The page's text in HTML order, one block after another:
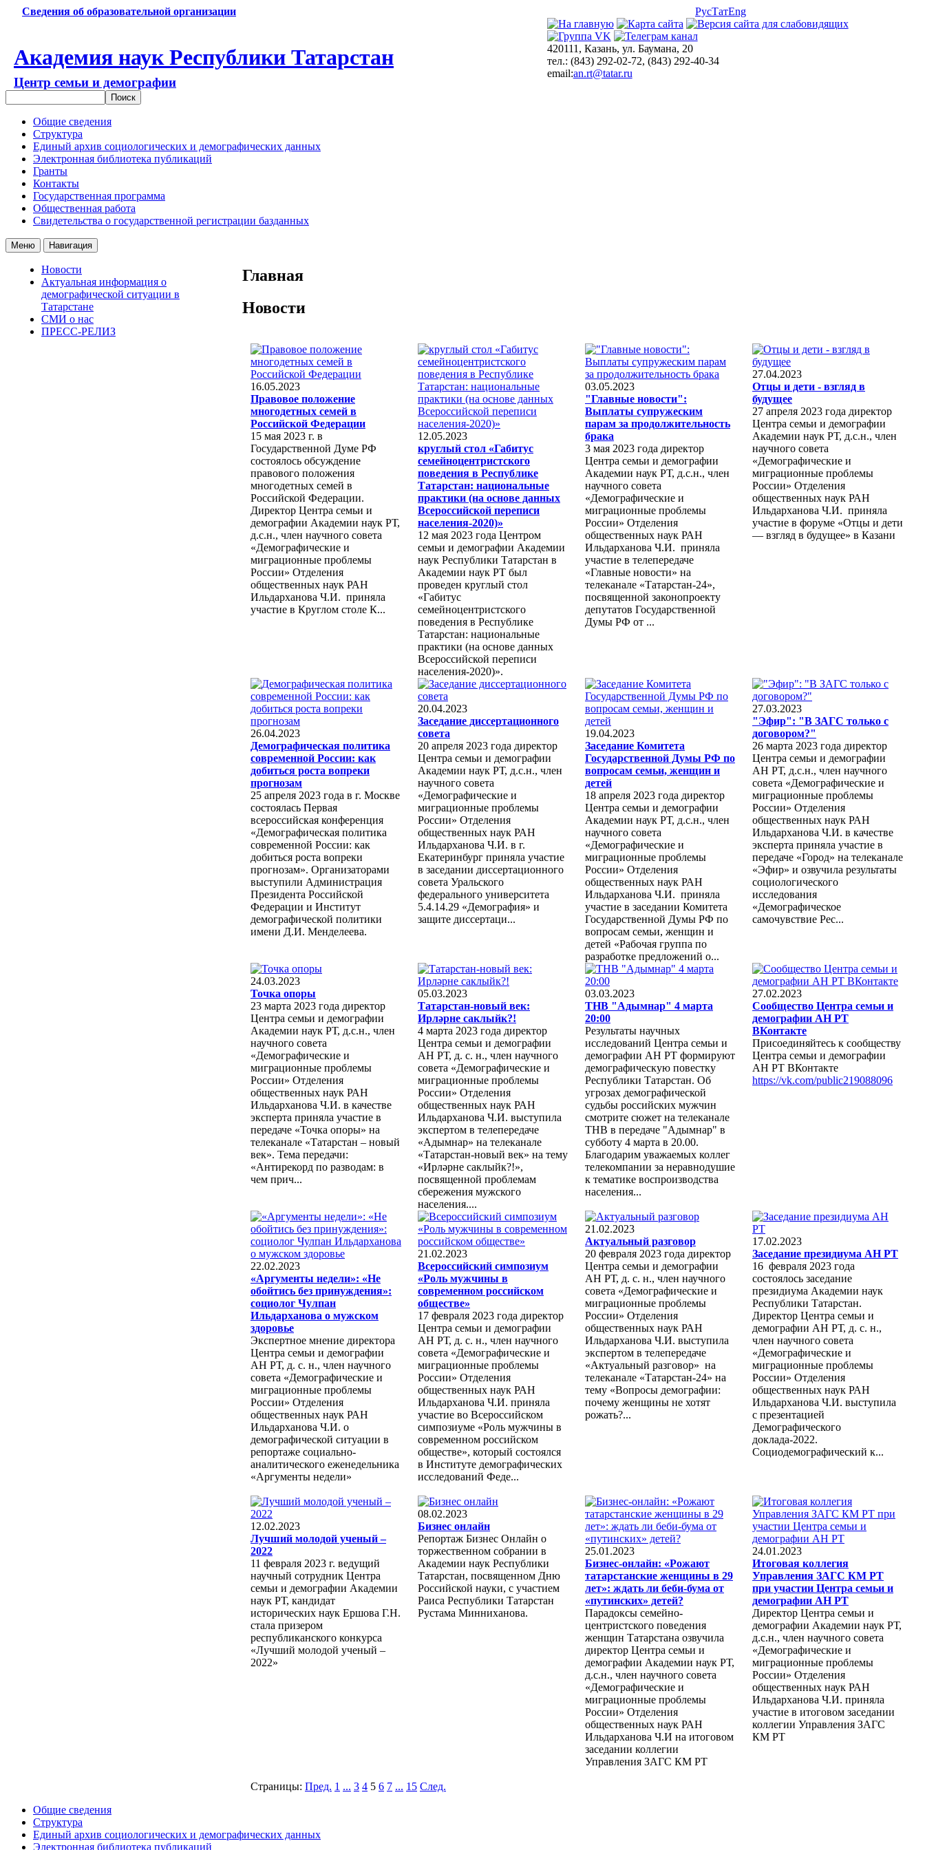
Сведения об образовательной организации РусТатEng
Академия наук Республики Татарстан
Центр семьи и демографии
420111, Казань, ул. Баумана, 20
тел.: (843) 292-02-72, (843) 292-40-34
email:an.rt@tatar.ru
Общие сведения
Структура
Единый архив социологических и демографических данных
Электронная библиотека публикаций
Гранты
Контакты
Государственная программа
Общественная работа
Свидетельства о государственной регистрации базданных
Меню Навигация
Новости
Актуальная информация о
демографической ситуации в
Татарстане
СМИ о нас
ПРЕСС-РЕЛИЗ
Главная
Новости
16.05.2023
Правовое положение
многодетных семей в
Российской Федерации
15 мая 2023 г. в
Государственной Думе РФ
состоялось обсуждение
правового положения
многодетных семей в
Российской Федерации.
Директор Центра семьи и
демографии Академии наук РТ,
д.с.н., член научного совета
«Демографические и
миграционные проблемы
России» Отделения
общественных наук РАН
Ильдарханова Ч.И. приняла
участие в Круглом столе К...
12.05.2023
круглый стол «Габитус
семейноцентристского
поведения в Республике
Татарстан: национальные
практики (на основе данных
Всероссийской переписи
населения-2020)»
12 мая 2023 года Центром
семьи и демографии Академии
наук Республики Татарстан в
Академии наук РТ был
проведен круглый стол
«Габитус
семейноцентристского
поведения в Республике
Татарстан: национальные
практики (на основе данных
Всероссийской переписи
населения-2020)».
03.05.2023
"Главные новости":
Выплаты супружеским
парам за продолжительность
брака
3 мая 2023 года директор
Центра семьи и демографии
Академии наук РТ, д.с.н., член
научного совета
«Демографические и
миграционные проблемы
России» Отделения
общественных наук РАН
Ильдарханова Ч.И. приняла
участие в телепередаче
«Главные новости» на
телеканале «Татарстан-24»,
посвященной законопроекту
депутатов Государственной
Думы РФ от ...
27.04.2023
Отцы и дети - взгляд в
будущее
27 апреля 2023 года директор
Центра семьи и демографии
Академии наук РТ, д.с.н., член
научного совета
«Демографические и
миграционные проблемы
России» Отделения
общественных наук РАН
Ильдарханова Ч.И. приняла
участие в форуме «Отцы и дети
— взгляд в будущее» в Казани
26.04.2023
Демографическая политика
современной России: как
добиться роста вопреки
прогнозам
25 апреля 2023 года в г. Москве
состоялась Первая
всероссийская конференция
«Демографическая политика
современной России: как
добиться роста вопреки
прогнозам». Организаторами
выступили Администрация
Президента Российской
Федерации и Институт
демографической политики
имени Д.И. Менделеева.
20.04.2023
Заседание диссертационного
совета
20 апреля 2023 года директор
Центра семьи и демографии
Академии наук РТ, д.с.н., член
научного совета
«Демографические и
миграционные проблемы
России» Отделения
общественных наук РАН
Ильдарханова Ч.И. в г.
Екатеринбург приняла участие
в заседании диссертационного
совета Уральского
федерального университета
5.4.14.29 «Демография» и
защите диссертаци...
19.04.2023
Заседание Комитета
Государственной Думы РФ по
вопросам семьи, женщин и
детей
18 апреля 2023 года директор
Центра семьи и демографии
Академии наук РТ, д.с.н., член
научного совета
«Демографические и
миграционные проблемы
России» Отделения
общественных наук РАН
Ильдарханова Ч.И. приняла
участие в заседании Комитета
Государственной Думы РФ по
вопросам семьи, женщин и
детей «Рабочая группа по
разработке предложений о...
27.03.2023
"Эфир": "В ЗАГС только с
договором?"
26 марта 2023 года директор
Центра семьи и демографии
АН РТ, д.с.н., член научного
совета «Демографические и
миграционные проблемы
России» Отделения
общественных наук РАН
Ильдарханова Ч.И. в качестве
эксперта приняла участие в
передаче «Город» на телеканале
«Эфир» и озвучила результаты
социологического
исследования
«Демографическое
самочувствие Рес...
24.03.2023
Точка опоры
23 марта 2023 года директор
Центра семьи и демографии
Академии наук РТ, д.с.н., член
научного совета
«Демографические и
миграционные проблемы
России» Отделения
общественных наук РАН
Ильдарханова Ч.И. в качестве
эксперта приняла участие в
передаче «Точка опоры» на
телеканале «Татарстан – новый
век». Тема передачи:
«Антирекорд по разводам: в
чем прич...
05.03.2023
Татарстан-новый век:
Ирләрне саклыйк?!
4 марта 2023 года директор
Центра семьи и демографии
АН РТ, д. с. н., член научного
совета «Демографические и
миграционные проблемы
России» Отделения
общественных наук РАН
Ильдарханова Ч.И. выступила
экспертом в телепередаче
«Адымнар» на телеканале
«Татарстан-новый век» на тему
«Ирләрне саклыйк?!»,
посвященной проблемам
сбережения мужского
населения....
03.03.2023
ТНВ "Адымнар" 4 марта
20:00
Результаты научных
исследований Центра семьи и
демографии АН РТ формируют
демографическую повестку
Республики Татарстан. Об
угрозах демографической
судьбы российских мужчин
смотрите сюжет на телеканале
ТНВ в передаче "Адымнар" в
субботу 4 марта в 20.00.
Благодарим уважаемых коллег
телекомпании за неравнодушие
к тематике воспроизводства
населения...
27.02.2023
Сообщество Центра семьи и
демографии АН РТ
ВКонтакте
Присоединяйтесь к сообществу
Центра семьи и демографии
АН РТ ВКонтакте
https://vk.com/public219088096
22.02.2023
«Аргументы недели»: «Не
обойтись без принуждения»:
социолог Чулпан
Ильдарханова о мужском
здоровье
Экспертное мнение директора
Центра семьи и демографии
АН РТ, д. с. н., член научного
совета «Демографические и
миграционные проблемы
России» Отделения
общественных наук РАН
Ильдарханова Ч.И. о
демографической ситуации в
репортаже социально-
аналитического еженедельника
«Аргументы недели»
21.02.2023
Всероссийский симпозиум
«Роль мужчины в
современном российском
обществе»
17 февраля 2023 года директор
Центра семьи и демографии
АН РТ, д. с. н., член научного
совета «Демографические и
миграционные проблемы
России» Отделения
общественных наук РАН
Ильдарханова Ч.И. приняла
участие во Всероссийском
симпозиуме «Роль мужчины в
современном российском
обществе», который состоялся
в Институте демографических
исследований Феде...
21.02.2023
Актуальный разговор
20 февраля 2023 года директор
Центра семьи и демографии
АН РТ, д. с. н., член научного
совета «Демографические и
миграционные проблемы
России» Отделения
общественных наук РАН
Ильдарханова Ч.И. выступила
экспертом в телепередаче
«Актуальный разговор» на
телеканале «Татарстан-24» на
тему «Вопросы демографии:
почему женщины не хотят
рожать?...
17.02.2023
Заседание президиума АН РТ
16 февраля 2023 года
состоялось заседание
президиума Академии наук
Республики Татарстан.
Директор Центра семьи и
демографии АН РТ, д. с. н.,
член научного совета
«Демографические и
миграционные проблемы
России» Отделения
общественных наук РАН
Ильдарханова Ч.И. выступила
с презентацией
Демографического
доклада-2022.
Социодемографический к...
12.02.2023
Лучший молодой ученый –
2022
11 февраля 2023 г. ведущий
научный сотрудник Центра
семьи и демографии Академии
наук РТ, кандидат
исторических наук Ершова Г.Н.
стала призером
республиканского конкурса
«Лучший молодой ученый –
2022»
08.02.2023
Бизнес онлайн
Репортаж Бизнес Онлайн о
торжественном собрании в
Академии наук Республики
Татарстан, посвященном Дню
Российской науки, с участием
Раиса Республики Татарстан
Рустама Минниханова.
25.01.2023
Бизнес-онлайн: «Рожают
татарстанские женщины в 29
лет»: ждать ли беби-бума от
«путинских» детей?
Парадоксы семейно-
центристского поведения
женщин Татарстана озвучила
директор Центра семьи и
демографии Академии наук РТ,
д.с.н., член научного совета
«Демографические и
миграционные проблемы
России» Отделения
общественных наук РАН
Ильдарханова Ч.И на итоговом
заседании коллегии
Управления ЗАГС КМ РТ
24.01.2023
Итоговая коллегия
Управления ЗАГС КМ РТ
при участии Центра семьи и
демографии АН РТ
Директор Центра семьи и
демографии Академии наук РТ,
д.с.н., член научного совета
«Демографические и
миграционные проблемы
России» Отделения
общественных наук РАН
Ильдарханова Ч.И. приняла
участие в итоговом заседании
коллегии Управления ЗАГС
КМ РТ
Страницы: Пред. 1 ... 3 4 5 6 7 ... 15 След.
Общие сведения
Структура
Единый архив социологических и демографических данных
Электронная библиотека публикаций